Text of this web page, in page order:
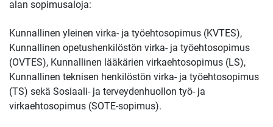
alan sopimusaloja:
Kunnallinen yleinen virka- ja työehtosopimus (KVTES),
Kunnallinen opetushenkilöstön virka- ja työehtosopimus
(OVTES), Kunnallinen lääkärien virkaehtosopimus (LS),
Kunnallinen teknisen henkilöstön virka- ja työehtosopimus
(TS) sekä Sosiaali- ja terveydenhuollon työ- ja
virkaehtosopimus (SOTE-sopimus).